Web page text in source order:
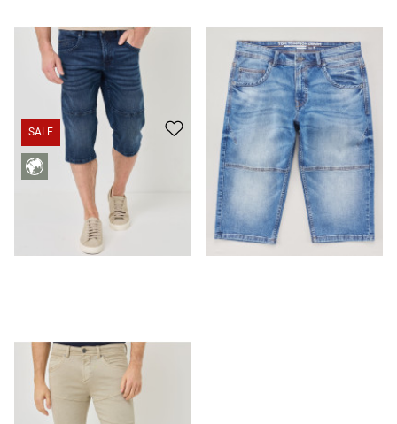
Jeans-Skater aus Stretch-Denim 39,99 € 29,99 € Jeans-Skater aus Stretch-Denim 39,99 € 29,99 €
SALE
Jeans-Bermuda aus Jogg-Denim 35,99 € 19,99 €